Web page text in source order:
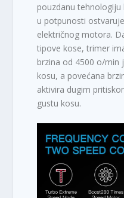
pouzdanu
u potpunosti
električnog motora.
tipove kose, trimer
brzina od 4500 o/min
kosu, a povećana
aktivira dugim
gustu kosu.